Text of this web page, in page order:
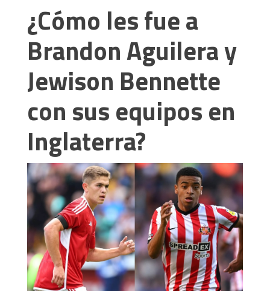
¿Cómo les fue a
Brandon Aguilera y
Jewison Bennette
con sus equipos en
Inglaterra?